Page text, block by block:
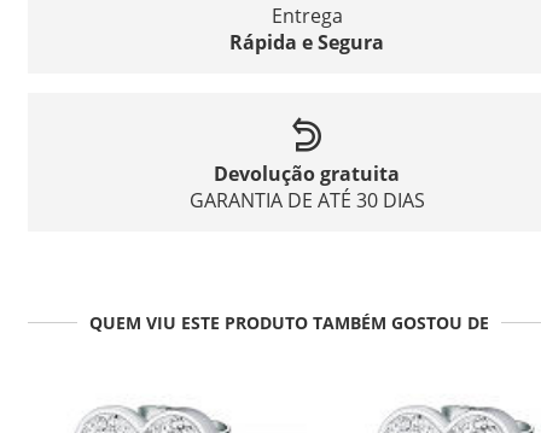
Entrega
Rápida e Segura
Devolução gratuita
GARANTIA DE ATÉ 30 DIAS
QUEM VIU ESTE PRODUTO TAMBÉM GOSTOU DE